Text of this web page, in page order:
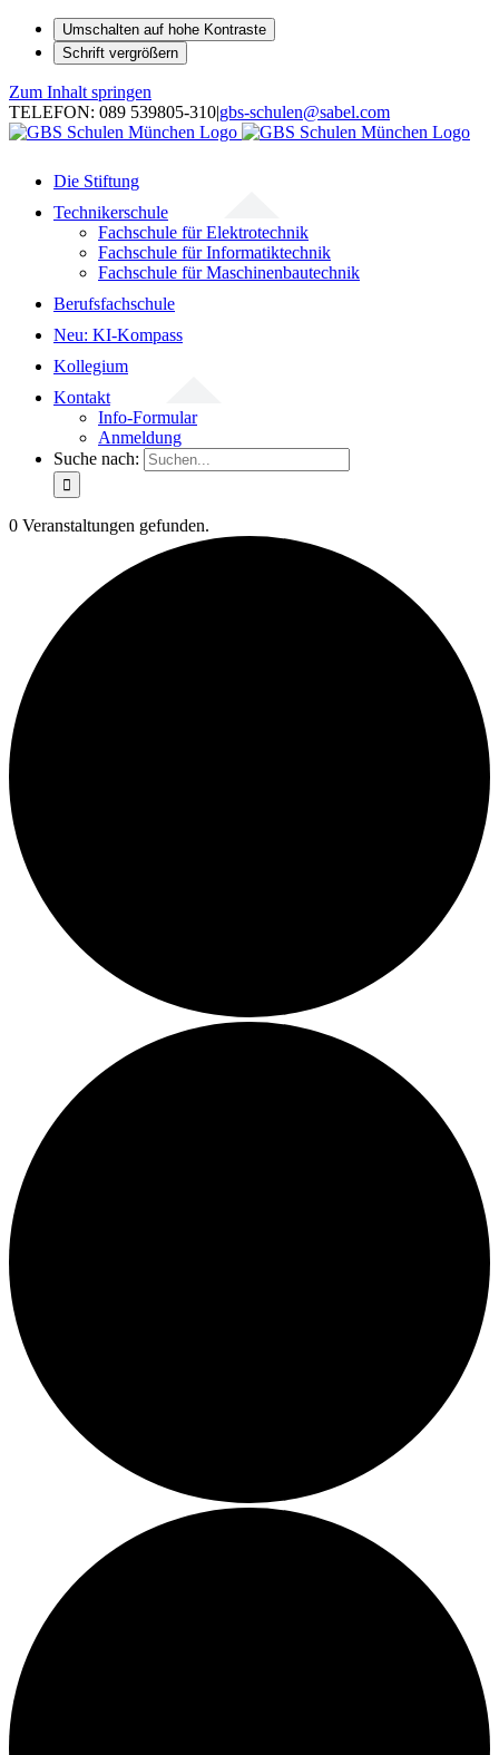
Umschalten auf hohe Kontraste
Schrift vergrößern
Zum Inhalt springen
TELEFON: 089 539805-310|gbs-schulen@sabel.com
Die Stiftung
Technikerschule
Fachschule für Elektrotechnik
Fachschule für Informatiktechnik
Fachschule für Maschinenbautechnik
Berufsfachschule
Neu: KI-Kompass
Kollegium
Kontakt
Info-Formular
Anmeldung
Suche nach:
0 Veranstaltungen gefunden.